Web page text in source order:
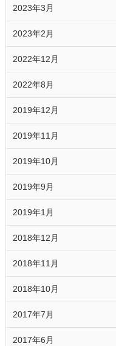
2023年3月
2023年2月
2022年12月
2022年8月
2019年12月
2019年11月
2019年10月
2019年9月
2019年1月
2018年12月
2018年11月
2018年10月
2017年7月
2017年6月